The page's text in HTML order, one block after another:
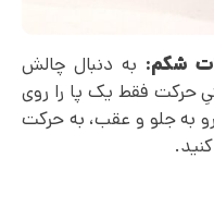
شکم: به دنبال چالش
حرکت فقط یک پا را روی
به جلو و عقب، به حرکت